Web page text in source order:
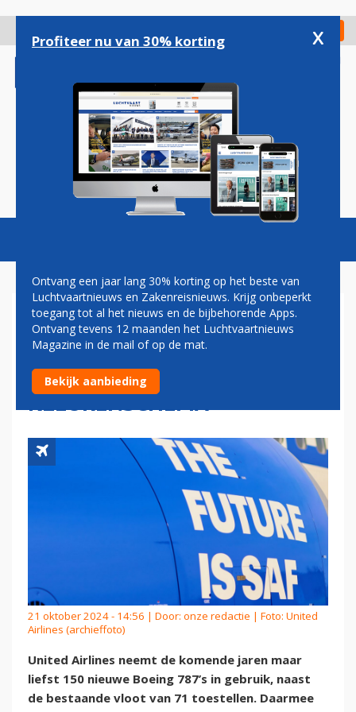
gaan
Check in
Magazine Podcasts Vacatures
UNITED GEEFT EERSTE VAN
150 EXTRA BOEING 787'S
EEN SPECIAAL
KLEURENSCHEMA
21 oktober 2024 - 14:56 | Door: onze redactie | Foto: United
Airlines (archieffoto)
United Airlines neemt de komende jaren maar
liefst 150 nieuwe Boeing 787’s in gebruik, naast
de bestaande vloot van 71 toestellen. Daarmee
Profiteer nu van 30% korting x
Ontvang een jaar lang 30% korting op het beste van
Luchtvaartnieuws en Zakenreisnieuws. Krijg onbeperkt
toegang tot al het nieuws en de bijbehorende Apps.
Ontvang tevens 12 maanden het Luchtvaartnieuws
Magazine in de mail of op de mat.
Bekijk aanbieding